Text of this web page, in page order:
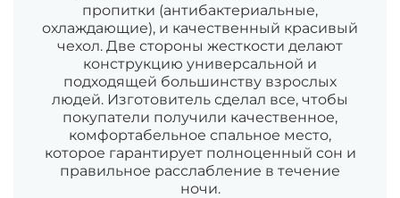
пропитки (антибактериальные,
охлаждающие), и качественный красивый
чехол. Две стороны жесткости делают
конструкцию универсальной и
подходящей большинству взрослых
людей. Изготовитель сделал все, чтобы
покупатели получили качественное,
комфортабельное спальное место,
которое гарантирует полноценный сон и
правильное расслабление в течение
ночи.